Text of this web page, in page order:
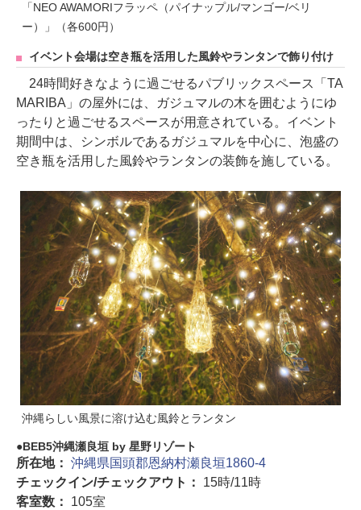
「NEO AWAMORIフラッペ（パイナップル/マンゴー/ベリ
ー）」（各600円）
イベント会場は空き瓶を活用した風鈴やランタンで飾り付け
24時間好きなように過ごせるパブリックスペース「TA
MARIBA」の屋外には、ガジュマルの木を囲むようにゆ
ったりと過ごせるスペースが用意されている。イベント
期間中は、シンボルであるガジュマルを中心に、泡盛の
空き瓶を活用した風鈴やランタンの装飾を施している。
沖縄らしい風景に溶け込む風鈴とランタン
BEB5沖縄瀬良垣 by 星野リゾート
所在地： 沖縄県国頭郡恩納村瀬良垣1860-4
チェックイン/チェックアウト： 15時/11時
客室数： 105室